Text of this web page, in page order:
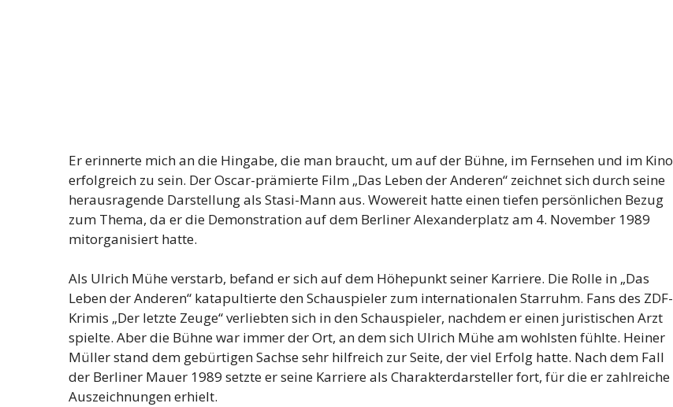
Er erinnerte mich an die Hingabe, die man braucht, um auf der Bühne, im Fernsehen und im Kino
erfolgreich zu sein. Der Oscar-prämierte Film „Das Leben der Anderen“ zeichnet sich durch seine
herausragende Darstellung als Stasi-Mann aus. Wowereit hatte einen tiefen persönlichen Bezug
zum Thema, da er die Demonstration auf dem Berliner Alexanderplatz am 4. November 1989
mitorganisiert hatte.
Als Ulrich Mühe verstarb, befand er sich auf dem Höhepunkt seiner Karriere. Die Rolle in „Das
Leben der Anderen“ katapultierte den Schauspieler zum internationalen Starruhm. Fans des ZDF-
Krimis „Der letzte Zeuge“ verliebten sich in den Schauspieler, nachdem er einen juristischen Arzt
spielte. Aber die Bühne war immer der Ort, an dem sich Ulrich Mühe am wohlsten fühlte. Heiner
Müller stand dem gebürtigen Sachse sehr hilfreich zur Seite, der viel Erfolg hatte. Nach dem Fall
der Berliner Mauer 1989 setzte er seine Karriere als Charakterdarsteller fort, für die er zahlreiche
Auszeichnungen erhielt.